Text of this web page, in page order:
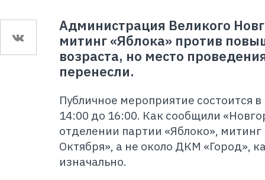
Администрация Великого
митинг «Яблока» против
возраста, но место
перенесли.
Публичное мероприятие состоится
14:00 до 16:00. Как сообщили
отделении партии «Яблоко», митинг
Октября», а не около ДКМ «Город»,
изначально.